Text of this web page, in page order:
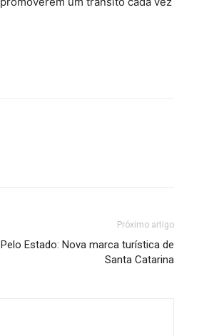
Próximo artigo
Estado: Nova marca turística de
Santa Catarina